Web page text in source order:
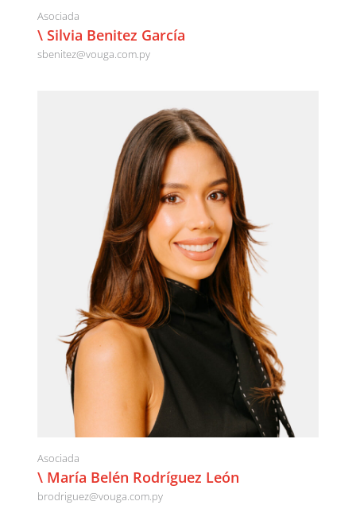
Asociada
\ Silvia Benitez García
sbenitez@vouga.com.py
Asociada
\ María Belén Rodríguez León
brodriguez@vouga.com.py